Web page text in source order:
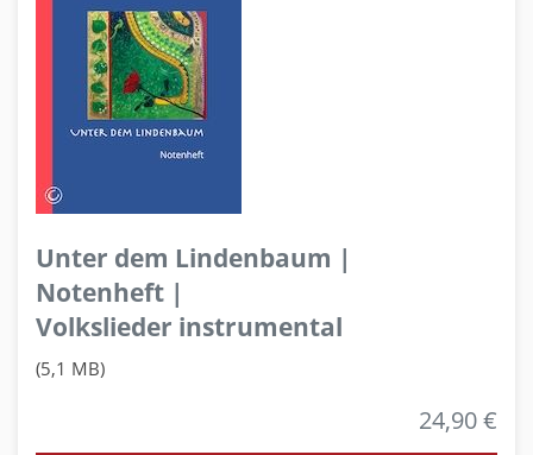
Unter dem Lindenbaum |
Notenheft |
Volkslieder instrumental
(5,1 MB)
24,90 €